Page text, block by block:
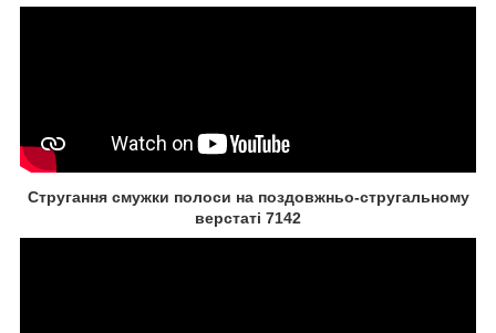
Стругання смужки полоси на поздовжньо-стругальному
верстаті 7142